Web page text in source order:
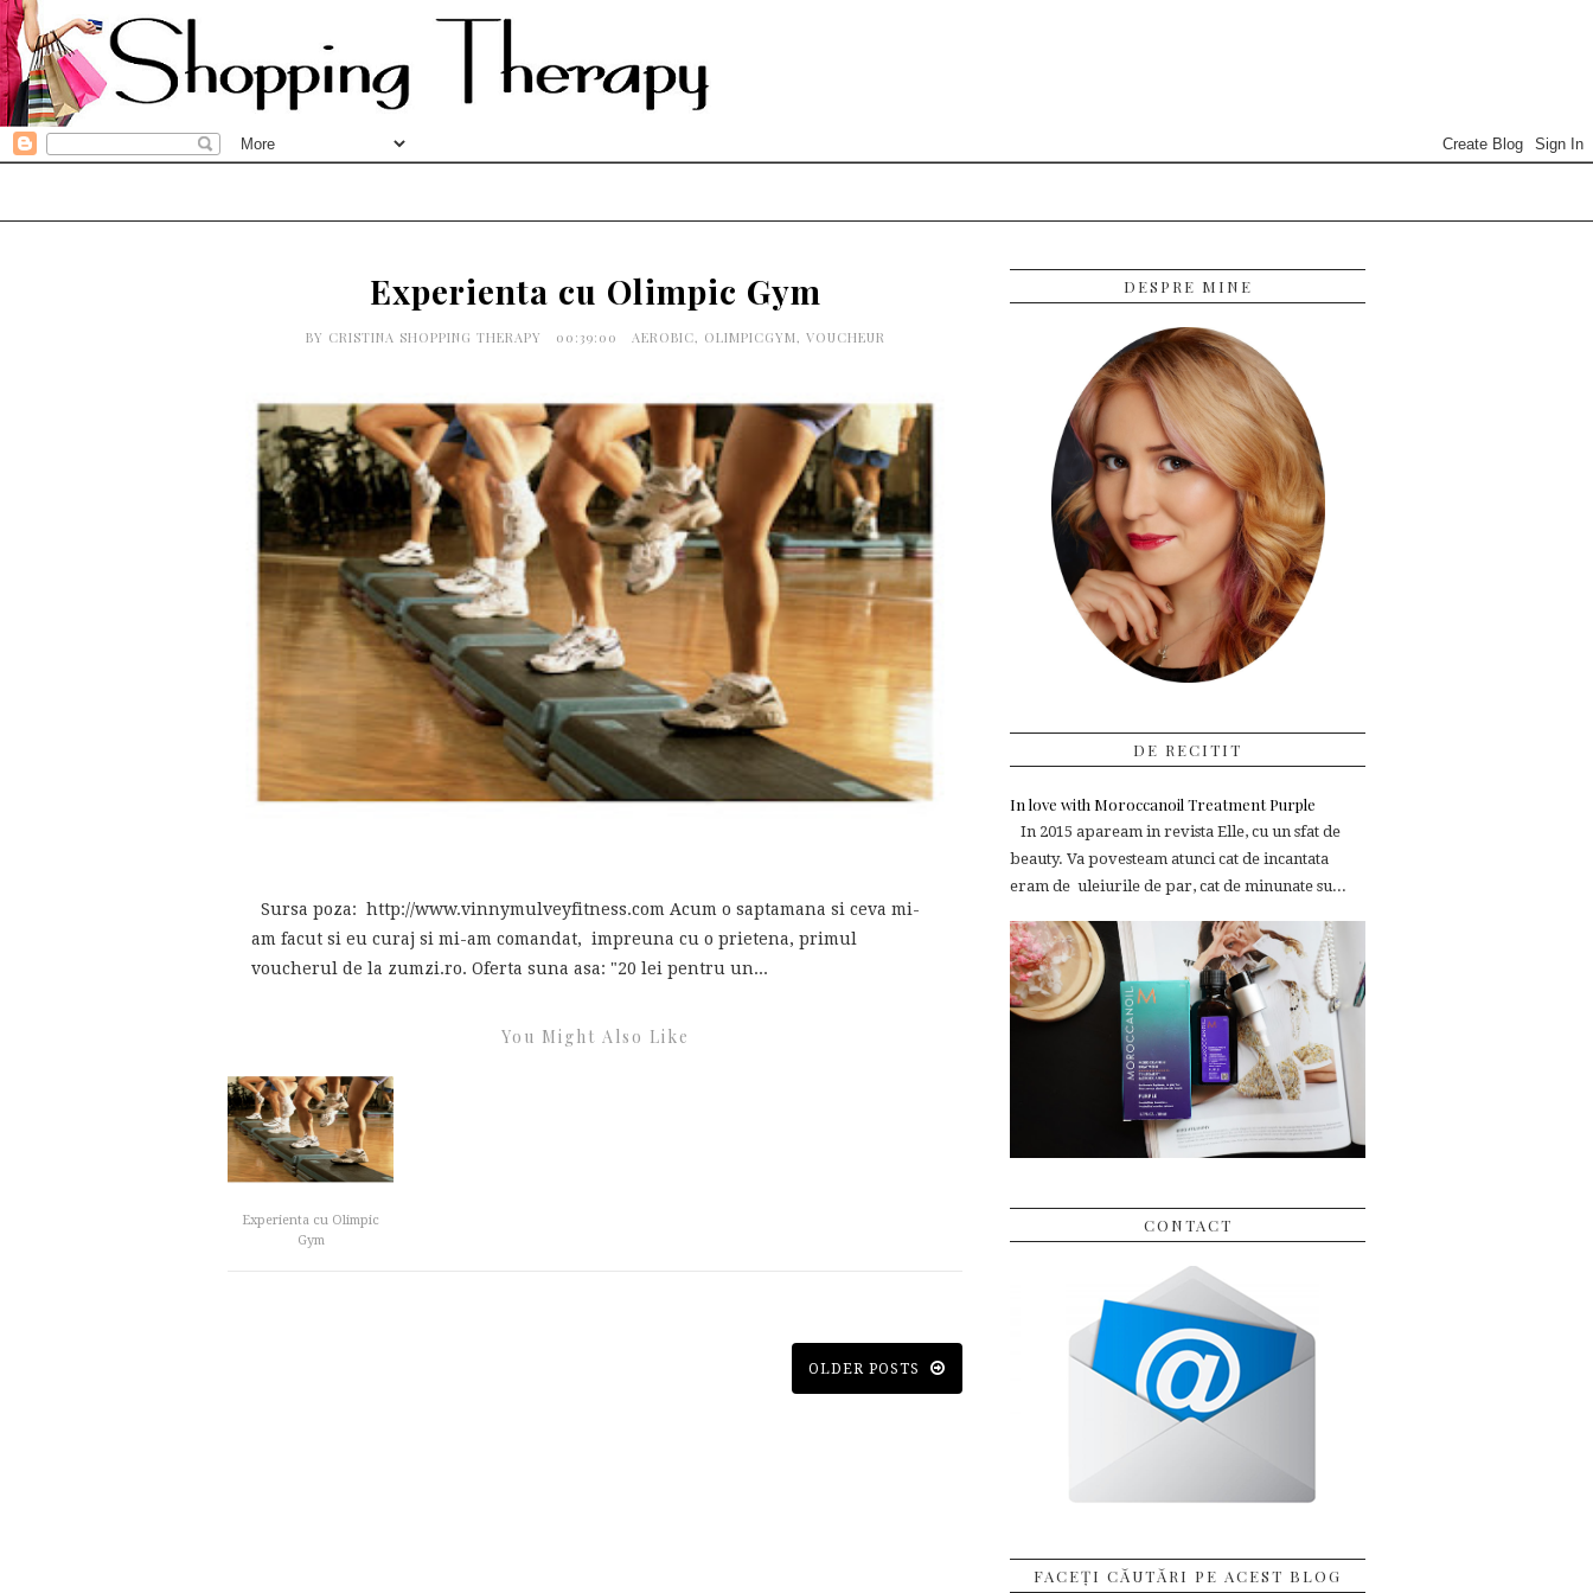
Experienta cu Olimpic Gym
BY CRISTINA SHOPPING THERAPY 00:39:00 AEROBIC, OLIMPICGYM, VOUCHEUR
Sursa poza: http://www.vinnymulveyfitness.com Acum o saptamana si ceva mi-
am facut si eu curaj si mi-am comandat, impreuna cu o prietena, primul
voucherul de la zumzi.ro. Oferta suna asa: "20 lei pentru un...
You Might Also Like
Experienta cu Olimpic
Gym
OLDER POSTS
DESPRE MINE
DE RECITIT
In love with Moroccanoil Treatment Purple
In 2015 apaream in revista Elle, cu un sfat de
beauty. Va povesteam atunci cat de incantata
eram de uleiurile de par, cat de minunate su...
CONTACT
FACEȚI CĂUTĂRI PE ACEST BLOG